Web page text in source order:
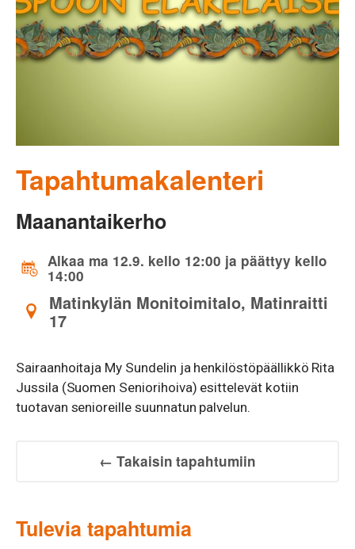
Tapahtumakalenteri
Maanantaikerho
Alkaa ma 12.9. kello 12:00 ja päättyy kello
14:00
Matinkylän Monitoimitalo, Matinraitti
17
Sairaanhoitaja My Sundelin ja henkilöstöpäällikkö Rita
Jussila (Suomen Seniorihoiva) esittelevät kotiin
tuotavan senioreille suunnatun palvelun.
← Takaisin tapahtumiin
Tulevia tapahtumia